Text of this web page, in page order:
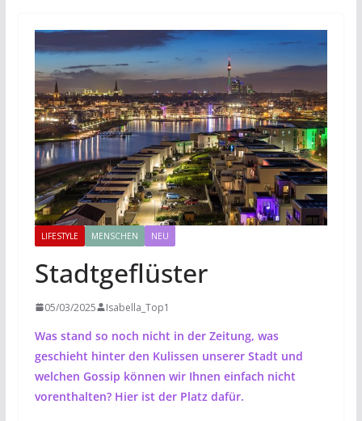
LIFESTYLE MENSCHEN NEU
Stadtgeflüster
05/03/2025 Isabella_Top1
Was stand so noch nicht in der Zeitung, was
geschieht hinter den Kulissen unserer Stadt und
welchen Gossip können wir Ihnen einfach nicht
vorenthalten? Hier ist der Platz dafür.